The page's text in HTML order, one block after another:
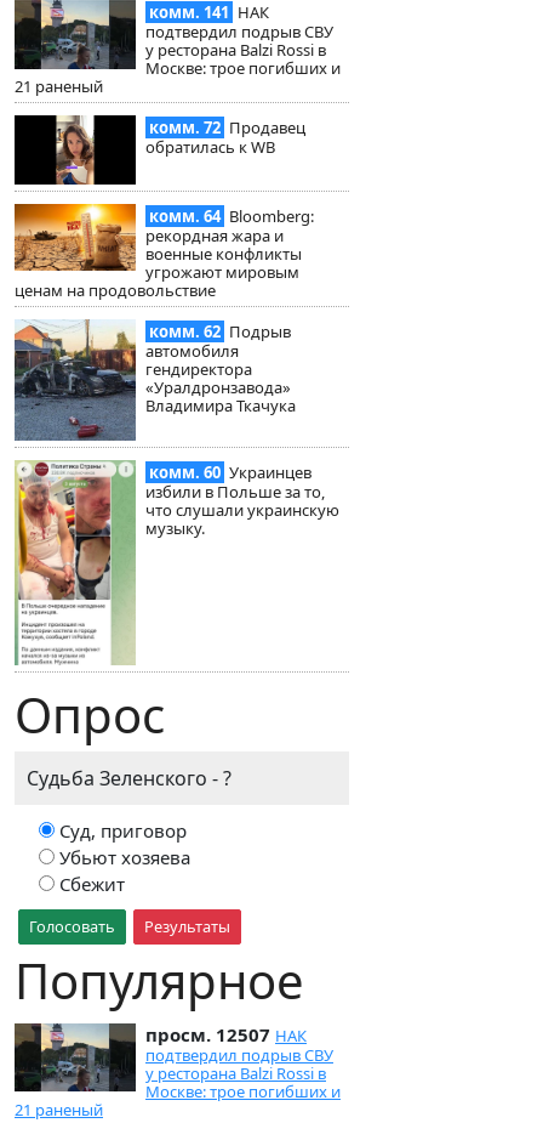
комм. 141 НАК
подтвердил подрыв СВУ
у ресторана Balzi Rossi в
Москве: трое погибших и
21 раненый
комм. 72 Продавец
обратилась к WB
комм. 64 Bloomberg:
рекордная жара и
военные конфликты
угрожают мировым
ценам на продовольствие
комм. 62 Подрыв
автомобиля
гендиректора
«Уралдронзавода»
Владимира Ткачука
комм. 60 Украинцев
избили в Польше за то,
что слушали украинскую
музыку.
Опрос
Судьба Зеленского - ?
Суд, приговор
Убьют хозяева
Сбежит
Голосовать Результаты
Популярное
просм. 12507 НАК
подтвердил подрыв СВУ
у ресторана Balzi Rossi в
Москве: трое погибших и
21 раненый